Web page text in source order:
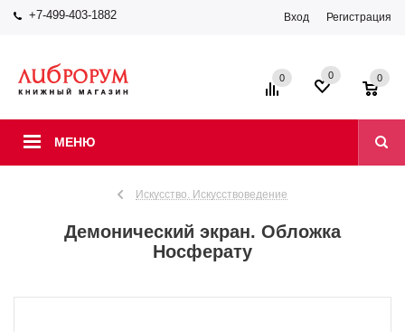
+7-499-403-1882 Вход Регистрация
МЕНЮ
0 0 0
Искусство. Искусствоведение
Демонический экран. Обложка
Носферату